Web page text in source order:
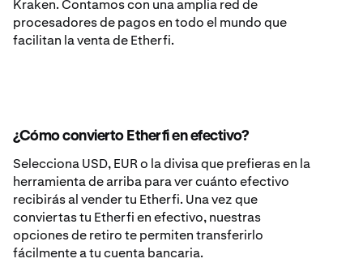
Kraken. Contamos con una amplia red de
procesadores de pagos en todo el mundo que
facilitan la venta de Etherfi.
¿Cómo convierto Etherfi en efectivo?
Selecciona USD, EUR o la divisa que prefieras en la
herramienta de arriba para ver cuánto efectivo
recibirás al vender tu Etherfi. Una vez que
conviertas tu Etherfi en efectivo, nuestras
opciones de retiro te permiten transferirlo
fácilmente a tu cuenta bancaria.